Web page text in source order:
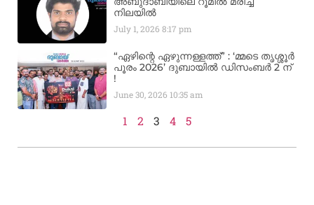
നിലയിൽ
July 1, 20268:17 pm
“ഏഴിന്റെ ഏഴുന്നള്ളത്ത്” : ‘മ്മടെ തൃശ്ശൂർ
പൂരം 2026’ ദുബായിൽ ഡിസംബർ 2 ന്
!
June 30, 2026 10:35 am
1 2 3 4 5